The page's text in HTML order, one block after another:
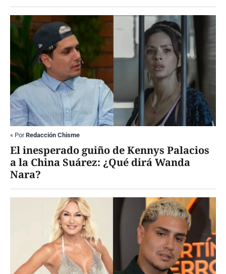
« PorRedacción Chisme
El inesperado guiño de Kennys Palacios
a la China Suárez: ¿Qué dirá Wanda
Nara?